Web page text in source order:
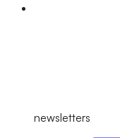
newsletters